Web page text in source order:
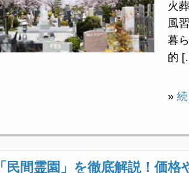
火
風
暮
的
»
「民間霊園」を徹底解説！価